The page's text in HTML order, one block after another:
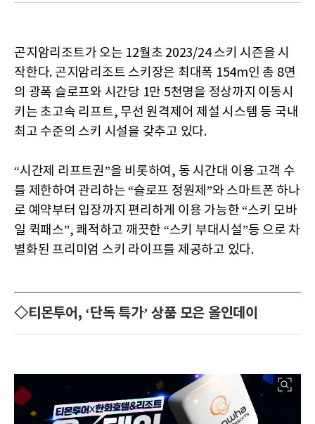
곤지암리조트가 오는 12월초 2023/24 스키 시즌을 시
작한다. 곤지암리조트 스키장은 최대폭 154m인 총 8면
의 광폭 슬로프와 시간당 1만 5천명을 정상까지 이동시
키는 초고속 리프트, 무선 원격제어 제설 시스템 등 국내
최고 수준의 스키 시설을 갖추고 있다.
“시간제 리프트권”을 비롯하여, 동 시간대 이용 고객 수
를 제한하여 관리하는 “슬로프 정원제”와 스마트폰 하나
로 예약부터 입장까지 편리하게 이용 가능한 “스키 모바
일 퀵패스”, 쾌적하고 깨끗한 “스키 부대시설”등 으로 차
별화된 프리미엄 스키 라이프를 제공하고 있다.
◇티몬투어, ‘단독 특가’ 상품 모은 올인데이